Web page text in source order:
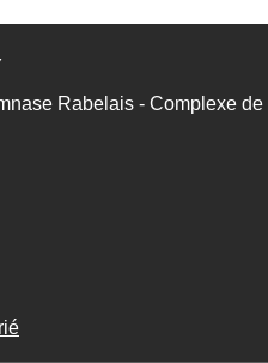
Rabelais - Complexe